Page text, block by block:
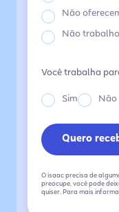
Não
Não
Você trabalha
Sim Não
O isaac precisa de
preocupe, você pode
quiser. Para mais